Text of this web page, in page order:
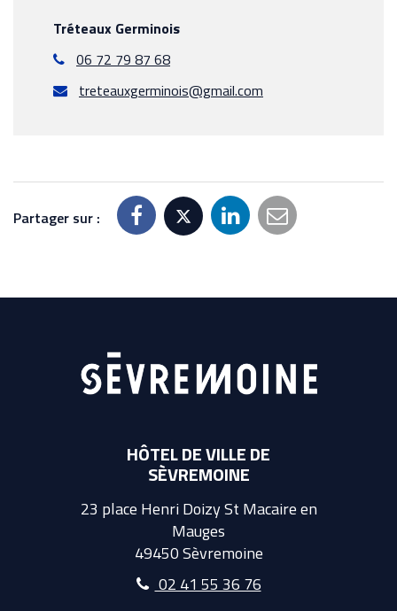
Tréteaux Germinois
06 72 79 87 68
treteauxgerminois@gmail.com
Partager sur :
HÔTEL DE VILLE DE
SÈVREMOINE
23 place Henri Doizy St Macaire en
Mauges
49450 Sèvremoine
02 41 55 36 76